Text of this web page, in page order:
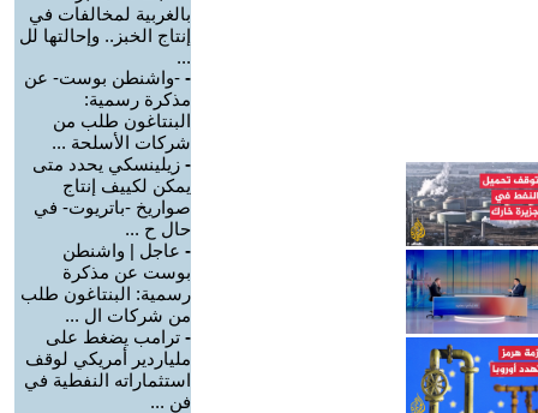
بالغربية لمخالفات في
إنتاج الخبز.. وإحالتها لل
...
- -واشنطن بوست- عن
مذكرة رسمية:
البنتاغون طلب من
شركات الأسلحة ...
- زيلينسكي يحدد متى
يمكن لكييف إنتاج
صواريخ -باتريوت- في
حال ح ...
- عاجل | واشنطن
بوست عن مذكرة
رسمية: البنتاغون طلب
من شركات ال ...
- ترامب يضغط على
ملياردير أمريكي لوقف
استثماراته النفطية في
فن ...